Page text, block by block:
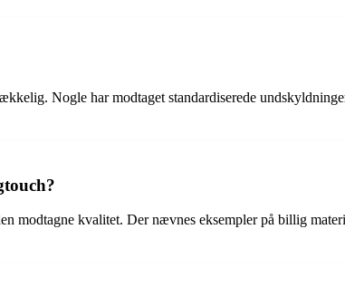
Nogle har modtaget standardiserede
modtagne kvalitet. Der nævnes eksempler på billig